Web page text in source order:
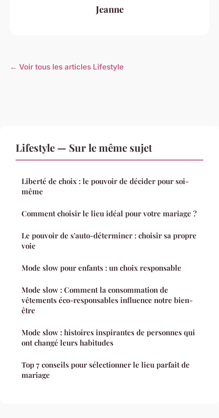
Jeanne
← Voir tous les articles Lifestyle
Lifestyle — Sur le même sujet
Liberté de choix : le pouvoir de décider pour soi-
même
Comment choisir le lieu idéal pour votre mariage ?
Le pouvoir de s'auto-déterminer : choisir sa propre
voie
Mode slow pour enfants : un choix responsable
Mode slow : Comment la consommation de
vêtements éco-responsables influence notre bien-
être
Mode slow : histoires inspirantes de personnes qui
ont changé leurs habitudes
Top 7 conseils pour sélectionner le lieu parfait de
mariage